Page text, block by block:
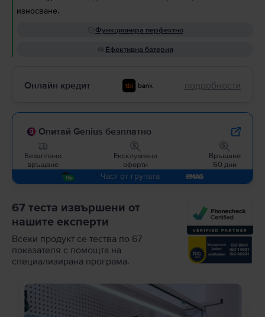
износване.
Функционира перфектно
Ефективна батерия
Онлайн кредит подробности
Опитай Genius безплатно
Безаплано
връщане
Ексклузивни
оферти
Връщане
60 дни
Част от групата
67 теста извършени от
нашите експерти
Всеки продукт се тества по 67
показателя с помощта на
специализирана програма.